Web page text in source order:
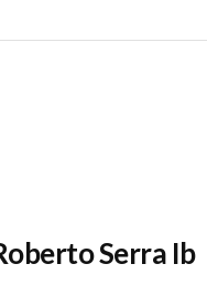
Serra Ib